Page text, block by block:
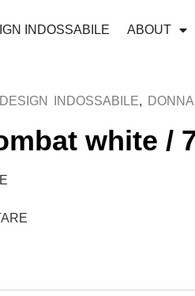
INDOSSABILE ABOUT
DESIGN INDOSSABILE, DONNA
white /